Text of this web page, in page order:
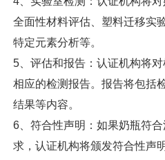
全面性材料评估、塑料迁移实
特定元素分析等。
5、评估和报告：认证机构将
相应的检测报告。报告将包括
结果等内容。
6、符合性声明：如果奶瓶符
求，认证机构将颁发符合性声